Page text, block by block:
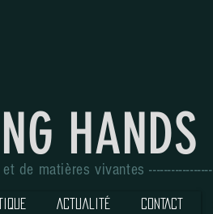
Actualité CONTACT
HANDS
de matières vivantes -----------------